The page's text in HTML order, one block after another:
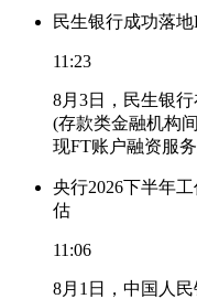
民生银行成功落
11:23
8月3日，民生银
(存款类金融机构
现FT账户融资服务
央行2026下半年
估
11:06
8月1日，中国人